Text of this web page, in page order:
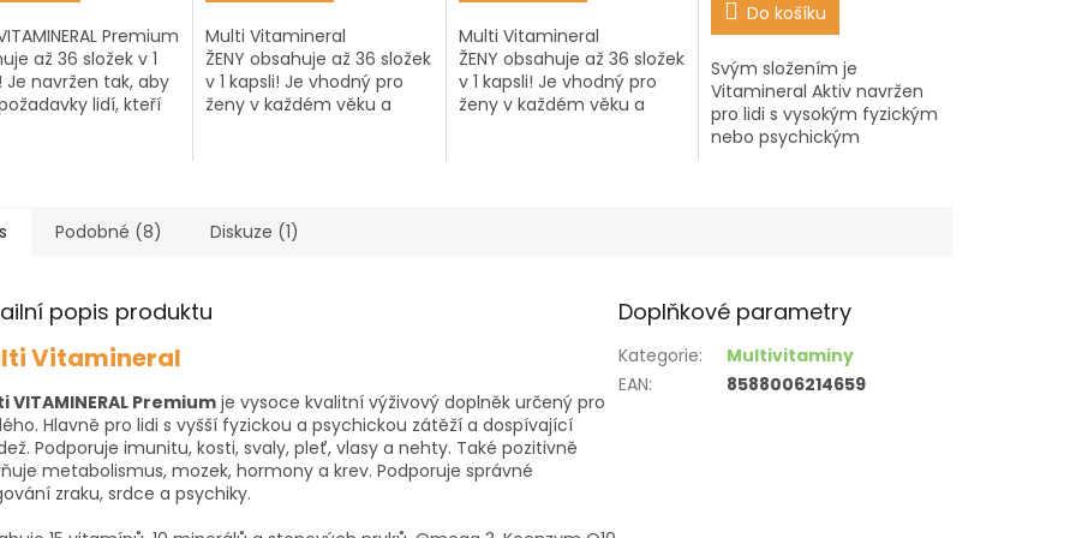
Premium
až 36 složek v 1
Je navržen tak, aby
lidí, kteří
5
hvězdiček.
Multi Vitamineral
ŽENY obsahuje až 36 složek
v 1 kapsli! Je vhodný pro
ženy v každém věku a
5
hvězdiček.
Multi Vitamineral
ŽENY obsahuje až 36 složek
v 1 kapsli! Je vhodný pro
ženy v každém věku a
Do košíku
Svým složením je
Vitamineral Aktiv navržen
pro lidi s vysokým fyzickým
nebo psychickým
Podobné (8) Diskuze (1)
popis produktu
Vitamineral
VITAMINERAL Premium je vysoce kvalitní výživový doplněk určený pro
Hlavně pro lidi s vyšší fyzickou a psychickou zátěží a dospívající
Podporuje imunitu, kosti, svaly, pleť, vlasy a nehty. Také pozitivně
metabolismus, mozek, hormony a krev. Podporuje správné
zraku, srdce a psychiky.
Doplňkové parametry
Kategorie:
Multivitaminy
EAN: 8588006214659